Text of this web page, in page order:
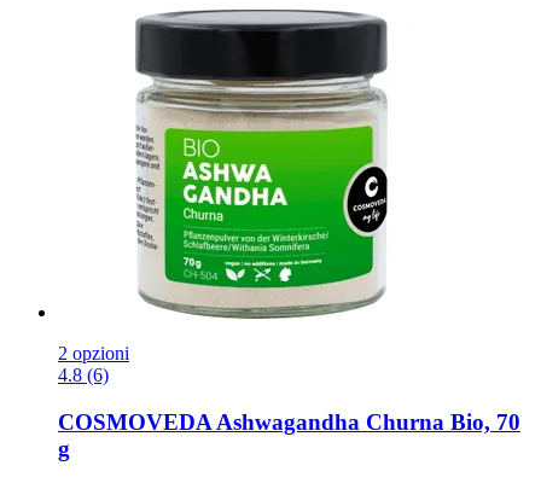
2 opzioni
4.8 (6)
COSMOVEDA Ashwagandha Churna Bio, 70
g